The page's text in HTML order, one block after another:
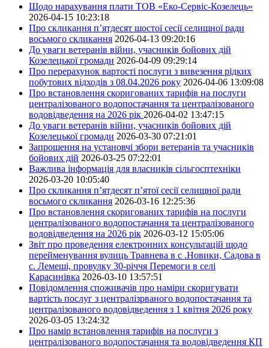
Щодо нарахування плати ТОВ «Еко-Сервіс-Козелець»
2026-04-15 10:23:18
Про скликання п’ятдесят шостої сесії селищної ради
восьмого скликання 2026-04-13 09:20:16
До уваги ветеранів війни, учасників бойових дій
Козелецької громади 2026-04-09 09:29:14
Про перерахунок вартості послуги з вивезення рідких
побутових відходів з 08.04.2026 року 2026-04-06 13:09:08
Про встановлення скоригованих тарифів на послуги
централізованого водопостачання та централізованого
водовідведення на 2026 рік 2026-04-02 13:47:15
До уваги ветеранів війни, учасників бойових дій
Козелецької громади 2026-03-30 07:21:01
Запрошення на установчі збори ветеранів та учасників
бойових дій 2026-03-25 07:22:01
Важлива інформація для власників сільгосптехніки
2026-03-20 10:05:40
Про скликання п’ятдесят п’ятої сесії селищної ради
восьмого скликання 2026-03-16 12:25:36
Про встановлення скоригованих тарифів на послуги
централізованого водопостачання та централізованого
водовідведення на 2026 рік 2026-03-12 15:05:06
Звіт про проведення електронних консультацій щодо
перейменування вулиць Травнева в с .Новики, Садова в
с. Лемеші, провулку 30-річчя Перемоги в селі
Карасинівка 2026-03-10 13:57:51
Повідомлення споживачів про наміри скоригувати
вартість послуг з централізрваного водопостачання та
централізованого водовідведення з 1 квітня 2026 року
2026-03-05 13:24:32
Про намір встановлення тарифів на послуги з
централізованого водопостачання та водовідведення КП